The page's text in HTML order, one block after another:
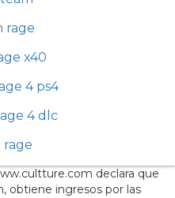
rage
x40
4 ps4
4 dlc
declara que
obtiene ingresos por las